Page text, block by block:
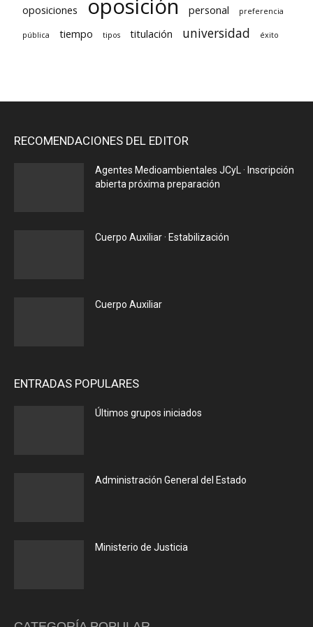
oposiciones oposición personal preferencia
pública tiempo tipos titulación universidad éxito
RECOMENDACIONES DEL EDITOR
Agentes Medioambientales JCyL · Inscripción
abierta próxima preparación
Cuerpo Auxiliar · Estabilización
Cuerpo Auxiliar
ENTRADAS POPULARES
Últimos grupos iniciados
Administración General del Estado
Ministerio de Justicia